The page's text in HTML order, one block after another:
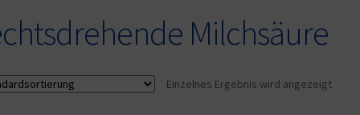
Milchsäure
Einzelnes Ergebnis wird angezeigt